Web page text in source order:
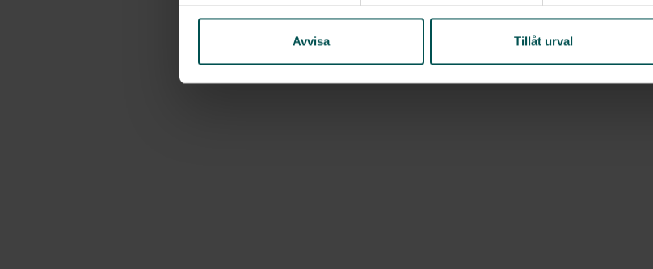
s
Avvisa Tillåt urval